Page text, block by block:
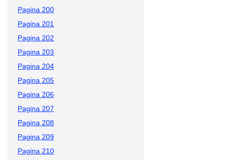
Pagina 200
Pagina 201
Pagina 202
Pagina 203
Pagina 204
Pagina 205
Pagina 206
Pagina 207
Pagina 208
Pagina 209
Pagina 210